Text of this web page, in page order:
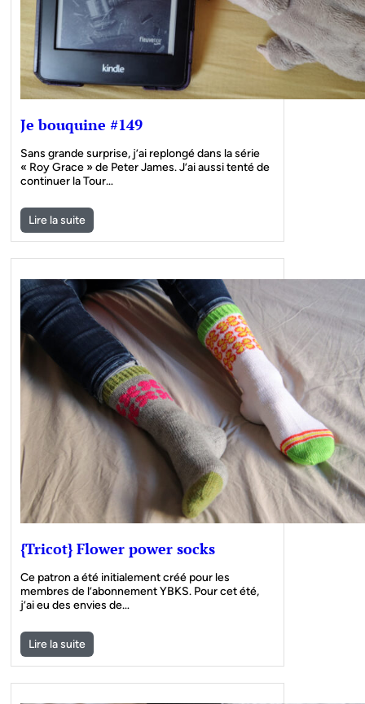
Je bouquine #149
Sans grande surprise, j’ai replongé dans la série
« Roy Grace » de Peter James. J’ai aussi tenté de
continuer la Tour…
Lire la suite
{Tricot} Flower power socks
Ce patron a été initialement créé pour les
membres de l’abonnement YBKS. Pour cet été,
j’ai eu des envies de…
Lire la suite